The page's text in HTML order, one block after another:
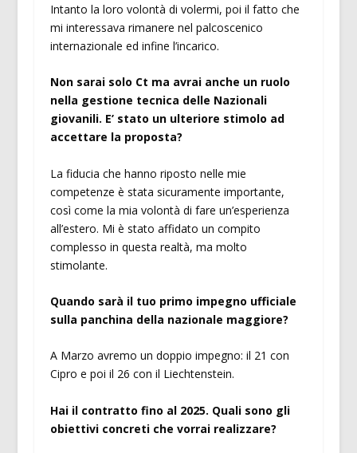
Intanto la loro volontà di volermi, poi il fatto che
mi interessava rimanere nel palcoscenico
internazionale ed infine l’incarico.
Non sarai solo Ct ma avrai anche un ruolo
nella gestione tecnica delle Nazionali
giovanili. E’ stato un ulteriore stimolo ad
accettare la proposta?
La fiducia che hanno riposto nelle mie
competenze è stata sicuramente importante,
così come la mia volontà di fare un’esperienza
all’estero. Mi è stato affidato un compito
complesso in questa realtà, ma molto
stimolante.
Quando sarà il tuo primo impegno ufficiale
sulla panchina della nazionale maggiore?
A Marzo avremo un doppio impegno: il 21 con
Cipro e poi il 26 con il Liechtenstein.
Hai il contratto fino al 2025. Quali sono gli
obiettivi concreti che vorrai realizzare?